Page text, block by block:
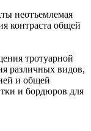
неотъемлемая
контраста общей
тротуарной
различных видов,
и общей
и бордюров для